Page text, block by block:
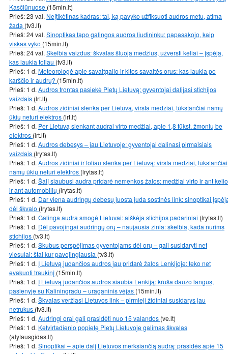
Kasčiūnuose (15min.lt)
Prieš: 23 val. Neįtikėtinas kadras: tai, ką pavyko užfiksuoti audros metu, atima
žadą (tv3.lt)
Prieš: 24 val. Sinoptikas tapo galingos audros liudininku: papasakojo, kaip
viskas vyko (15min.lt)
Prieš: 24 val. Skelbia vaizdus: škvalas šluoja medžius, užversti keliai – įspėja,
kas laukia toliau (tv3.lt)
Prieš: 1 d. Meteorologė apie savaitgalio ir kitos savaitės orus: kas laukia po
karščio ir audrų? (15min.lt)
Prieš: 1 d. Audros frontas pasiekė Pietų Lietuvą: gyventojai dalijasi stichijos
vaizdais (lrt.lt)
Prieš: 1 d. Audros židiniai slenka per Lietuvą, virsta medžiai, tūkstančiai namų
ūkių neturi elektros (lrt.lt)
Prieš: 1 d. Per Lietuvą slenkant audrai virto medžiai, apie 1,8 tūkst. žmonių be
elektros (lrt.lt)
Prieš: 1 d. Audros debesys – jau Lietuvoje: gyventojai dalinasi pirmaisiais
vaizdais (lrytas.lt)
Prieš: 1 d. Audros židiniai ir toliau slenka per Lietuvą: virsta medžiai, tūkstančiai
namų ūkių neturi elektros (lrytas.lt)
Prieš: 1 d. Šalį siaubusi audra pridarė nemenkos žalos: medžiai virto ir ant
ir ant automobilių (lrytas.lt)
Prieš: 1 d. Dar viena audringų debesų juosta juda sostinės link: sinoptikai
dėl škvalo (lrytas.lt)
Prieš: 1 d. Galinga audra smogė Lietuvai: aiškėja stichijos padariniai (lrytas.lt)
Prieš: 1 d. Dėl pavojingai audringų orų – naujausia žinia: skelbia, kada nurims
stichijos (tv3.lt)
Prieš: 1 d. Skubus perspėjimas gyventojams dėl orų – gali susidaryti net
viesulai: štai kur pavojingiausia (tv3.lt)
Prieš: 1 d. Į Lietuvą judančios audros jau pridarė žalos Lenkijoje: teko net
evakuoti traukinį (15min.lt)
Prieš: 1 d. Į Lietuvą judančios audros siaubia Lenkiją: kruša daužo langus,
pasienyje su Kaliningradu – uraganinis vėjas (15min.lt)
Prieš: 1 d. Škvalas veržiasi Lietuvos link – pirmieji židiniai susidarys jau
netrukus (tv3.lt)
Prieš: 1 d. Audringi orai gali prasidėti nuo 15 valandos (ve.lt)
Prieš: 1 d. Ketvirtadienio popietę Pietų Lietuvoje galimas škvalas
(alytausgidas.lt)
Prieš: 1 d. Sinoptikai – apie dalį Lietuvos merksiančią audrą: prasidės apie 15